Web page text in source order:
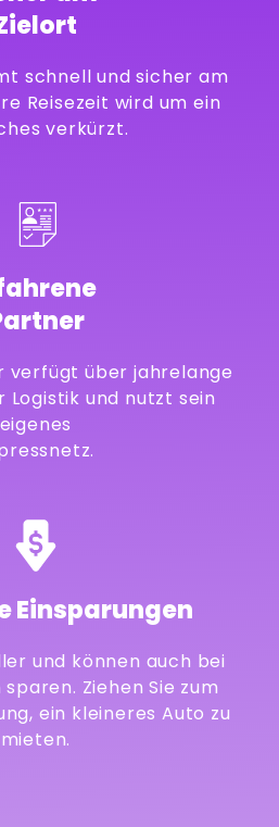
schnell und sicher am
Reisezeit wird um ein
verkürzt.
verfügt über jahrelange
Logistik und nutzt sein
eigenes
Einsparungen
und können auch bei
Ziehen Sie zum
ein kleineres Auto zu
mieten.